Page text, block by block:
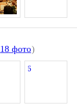
18 фото)